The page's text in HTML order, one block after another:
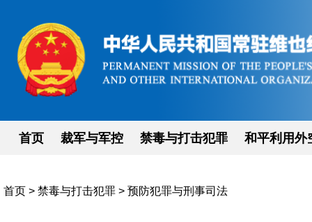
首页 裁军与军控 禁毒与打击犯罪 和平利用外
首页 > 禁毒与打击犯罪 > 预防犯罪与刑事司法